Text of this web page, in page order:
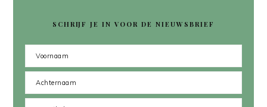
SCHRIJF JE IN VOOR DE NIEUWSBRIEF